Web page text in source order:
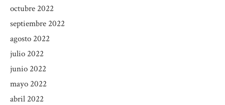
octubre 2022
septiembre 2022
agosto 2022
julio 2022
junio 2022
mayo 2022
abril 2022